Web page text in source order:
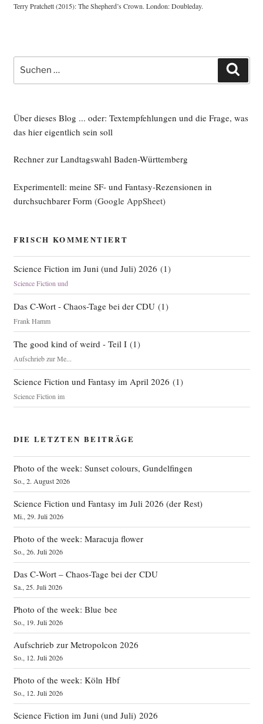
Ter­ry Prat­chett (2015): The Shepherd’s Crown. Lon­don: Doubleday.
Suche
nach:
Über dieses Blog ... oder: Textempfehlungen und die Frage, was
das hier eigentlich sein soll
Rechner zur Landtagswahl Baden-Württemberg
Experimentell: meine SF- und Fantasy-Rezensionen in
durchsuchbarer Form (Google AppSheet)
FRISCH KOMMENTIERT
Science Fiction im Juni (und Juli) 2026 (1)
Science Fiction und
Das C-Wort - Chaos-Tage bei der CDU(1)
Frank Hamm
The good kind of weird - Teil I(1)
Aufschrieb zur Me...
Science Fiction und Fantasy im April 2026 (1)
Science Fiction im
DIE LETZTEN BEITRÄGE
Photo of the week: Sunset colours, Gundelfingen
So., 2. August 2026
Science Fiction und Fantasy im Juli 2026 (der Rest)
Mi., 29. Juli 2026
Photo of the week: Maracuja flower
So., 26. Juli 2026
Das C‑Wort – Chaos-Tage bei der CDU
Sa., 25. Juli 2026
Photo of the week: Blue bee
So., 19. Juli 2026
Aufschrieb zur Metropolcon 2026
So., 12. Juli 2026
Photo of the week: Köln Hbf
So., 12. Juli 2026
Science Fiction im Juni (und Juli) 2026